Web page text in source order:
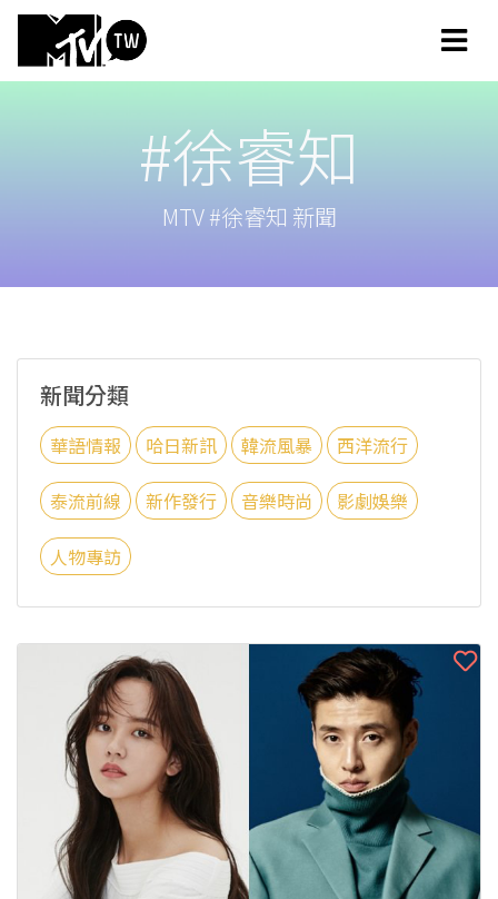
#徐睿知
MTV #徐睿知 新聞
新聞分類
華語情報 哈日新訊 韓流風暴 西洋流行
泰流前線 新作發行 音樂時尚 影劇娛樂
人物專訪